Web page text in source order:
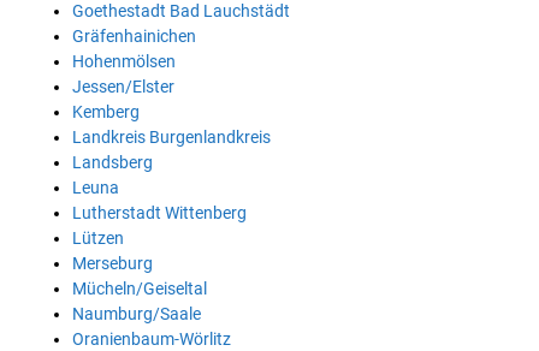
Goethestadt Bad Lauchstädt
Gräfenhainichen
Hohenmölsen
Jessen/Elster
Kemberg
Landkreis Burgenlandkreis
Landsberg
Leuna
Lutherstadt Wittenberg
Lützen
Merseburg
Mücheln/Geiseltal
Naumburg/Saale
Oranienbaum-Wörlitz